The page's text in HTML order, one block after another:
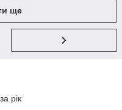
ще
рік